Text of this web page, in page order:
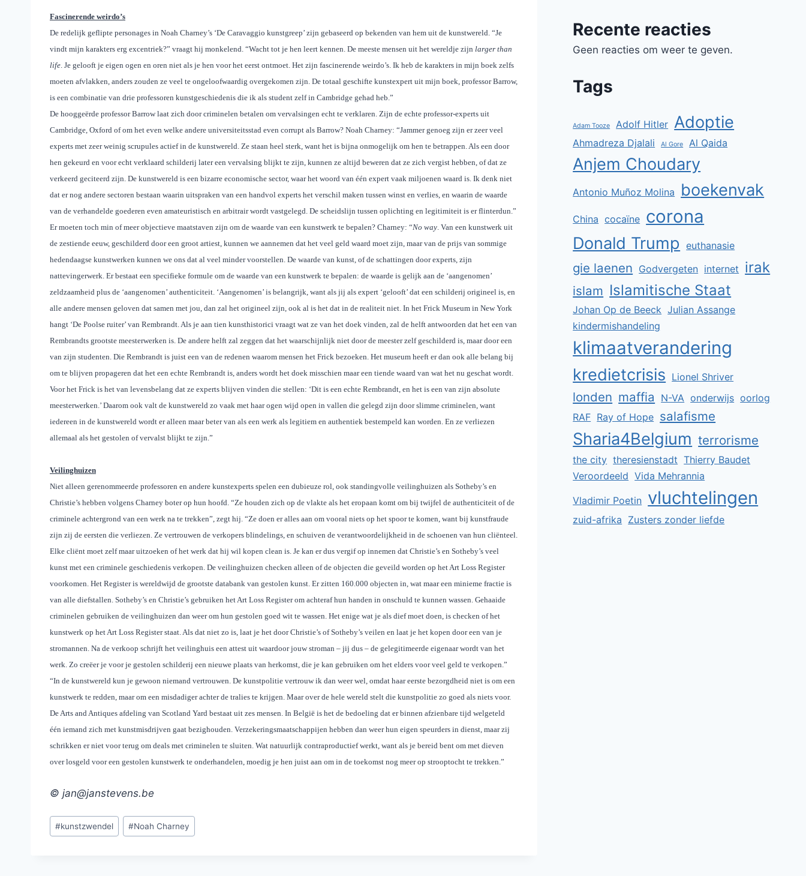
Fascinerende weirdo’s
De redelijk geflipte personages in Noah Charney’s ‘De Caravaggio kunstgreep’ zijn gebaseerd op bekenden van hem uit de kunstwereld. “Je
vindt mijn karakters erg excentriek?” vraagt hij monkelend. “Wacht tot je hen leert kennen. De meeste mensen uit het wereldje zijn larger than
life. Je gelooft je eigen ogen en oren niet als je hen voor het eerst ontmoet. Het zijn fascinerende weirdo’s. Ik heb de karakters in mijn boek zelfs
moeten afvlakken, anders zouden ze veel te ongeloofwaardig overgekomen zijn. De totaal geschifte kunstexpert uit mijn boek, professor Barrow,
is een combinatie van drie professoren kunstgeschiedenis die ik als student zelf in Cambridge gehad heb.”
De hooggeërde professor Barrow laat zich door criminelen betalen om vervalsingen echt te verklaren. Zijn de echte professor-experts uit
Cambridge, Oxford of om het even welke andere universiteitsstad even corrupt als Barrow? Noah Charney: “Jammer genoeg zijn er zeer veel
experts met zeer weinig scrupules actief in de kunstwereld. Ze staan heel sterk, want het is bijna onmogelijk om hen te betrappen. Als een door
hen gekeurd en voor echt verklaard schilderij later een vervalsing blijkt te zijn, kunnen ze altijd beweren dat ze zich vergist hebben, of dat ze
verkeerd geciteerd zijn. De kunstwereld is een bizarre economische sector, waar het woord van één expert vaak miljoenen waard is. Ik denk niet
dat er nog andere sectoren bestaan waarin uitspraken van een handvol experts het verschil maken tussen winst en verlies, en waarin de waarde
van de verhandelde goederen even amateuristisch en arbitrair wordt vastgelegd. De scheidslijn tussen oplichting en legitimiteit is er flinterdun.”
Er moeten toch min of meer objectieve maatstaven zijn om de waarde van een kunstwerk te bepalen? Charney: “No way. Van een kunstwerk uit
de zestiende eeuw, geschilderd door een groot artiest, kunnen we aannemen dat het veel geld waard moet zijn, maar van de prijs van sommige
hedendaagse kunstwerken kunnen we ons dat al veel minder voorstellen. De waarde van kunst, of de schattingen door experts, zijn
nattevingerwerk. Er bestaat een specifieke formule om de waarde van een kunstwerk te bepalen: de waarde is gelijk aan de ‘aangenomen’
zeldzaamheid plus de ‘aangenomen’ authenticiteit. ‘Aangenomen’ is belangrijk, want als jij als expert ‘gelooft’ dat een schilderij origineel is, en
alle andere mensen geloven dat samen met jou, dan zal het origineel zijn, ook al is het dat in de realiteit niet. In het Frick Museum in New York
hangt ‘De Poolse ruiter’ van Rembrandt. Als je aan tien kunsthistorici vraagt wat ze van het doek vinden, zal de helft antwoorden dat het een van
Rembrandts grootste meesterwerken is. De andere helft zal zeggen dat het waarschijnlijk niet door de meester zelf geschilderd is, maar door een
van zijn studenten. Die Rembrandt is juist een van de redenen waarom mensen het Frick bezoeken. Het museum heeft er dan ook alle belang bij
om te blijven propageren dat het een echte Rembrandt is, anders wordt het doek misschien maar een tiende waard van wat het nu geschat wordt.
Voor het Frick is het van levensbelang dat ze experts blijven vinden die stellen: ‘Dit is een echte Rembrandt, en het is een van zijn absolute
meesterwerken.’ Daarom ook valt de kunstwereld zo vaak met haar ogen wijd open in vallen die gelegd zijn door slimme criminelen, want
iedereen in de kunstwereld wordt er alleen maar beter van als een werk als legitiem en authentiek bestempeld kan worden. En ze verliezen
allemaal als het gestolen of vervalst blijkt te zijn.”
Veilinghuizen
Niet alleen gerenommeerde professoren en andere kunstexperts spelen een dubieuze rol, ook standingvolle veilinghuizen als Sotheby’s en
Christie’s hebben volgens Charney boter op hun hoofd. “Ze houden zich op de vlakte als het eropaan komt om bij twijfel de authenticiteit of de
criminele achtergrond van een werk na te trekken”, zegt hij. “Ze doen er alles aan om vooral niets op het spoor te komen, want bij kunstfraude
zijn zij de eersten die verliezen. Ze vertrouwen de verkopers blindelings, en schuiven de verantwoordelijkheid in de schoenen van hun cliënteel.
Elke cliënt moet zelf maar uitzoeken of het werk dat hij wil kopen clean is. Je kan er dus vergif op innemen dat Christie’s en Sotheby’s veel
kunst met een criminele geschiedenis verkopen. De veilinghuizen checken alleen of de objecten die geveild worden op het Art Loss Register
voorkomen. Het Register is wereldwijd de grootste databank van gestolen kunst. Er zitten 160.000 objecten in, wat maar een minieme fractie is
van alle diefstallen. Sotheby’s en Christie’s gebruiken het Art Loss Register om achteraf hun handen in onschuld te kunnen wassen. Gehaaide
criminelen gebruiken de veilinghuizen dan weer om hun gestolen goed wit te wassen. Het enige wat je als dief moet doen, is checken of het
kunstwerk op het Art Loss Register staat. Als dat niet zo is, laat je het door Christie’s of Sotheby’s veilen en laat je het kopen door een van je
stromannen. Na de verkoop schrijft het veilinghuis een attest uit waardoor jouw stroman – jij dus – de gelegitimeerde eigenaar wordt van het
werk. Zo creëer je voor je gestolen schilderij een nieuwe plaats van herkomst, die je kan gebruiken om het elders voor veel geld te verkopen.”
“In de kunstwereld kun je gewoon niemand vertrouwen. De kunstpolitie vertrouw ik dan weer wel, omdat haar eerste bezorgdheid niet is om een
kunstwerk te redden, maar om een misdadiger achter de tralies te krijgen. Maar over de hele wereld stelt die kunstpolitie zo goed als niets voor.
De Arts and Antiques afdeling van Scotland Yard bestaat uit zes mensen. In België is het de bedoeling dat er binnen afzienbare tijd welgeteld
één iemand zich met kunstmisdrijven gaat bezighouden. Verzekeringsmaatschappijen hebben dan weer hun eigen speurders in dienst, maar zij
schrikken er niet voor terug om deals met criminelen te sluiten. Wat natuurlijk contraproductief werkt, want als je bereid bent om met dieven
over losgeld voor een gestolen kunstwerk te onderhandelen, moedig je hen juist aan om in de toekomst nog meer op strooptocht te trekken.”
© jan@janstevens.be
Bericht
tags:
#kunstzwendel #Noah Charney
Recente reacties
Geen reacties om weer te geven.
Tags
Adam Tooze Adolf Hitler Adoptie
Ahmadreza Djalali Al Gore Al Qaida
Anjem Choudary
Antonio Muñoz Molina boekenvak
China cocaïne corona
Donald Trump euthanasie
gie laenen Godvergeten internet irak
islam Islamitische Staat
Johan Op de Beeck Julian Assange
kindermishandeling
klimaatverandering
kredietcrisis Lionel Shriver
londen maffia N-VA onderwijs oorlog
RAF Ray of Hope salafisme
Sharia4Belgium terrorisme
the city theresienstadt Thierry Baudet
Veroordeeld Vida Mehrannia
Vladimir Poetin vluchtelingen
zuid-afrika Zusters zonder liefde